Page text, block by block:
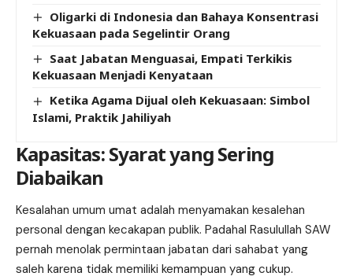
Oligarki di Indonesia dan Bahaya Konsentrasi
Kekuasaan pada Segelintir Orang
Saat Jabatan Menguasai, Empati Terkikis
Kekuasaan Menjadi Kenyataan
Ketika Agama Dijual oleh Kekuasaan: Simbol
Islami, Praktik Jahiliyah
Kapasitas: Syarat yang Sering
Diabaikan
Kesalahan umum umat adalah menyamakan kesalehan
personal dengan kecakapan publik. Padahal Rasulullah SAW
pernah menolak permintaan jabatan dari sahabat yang
saleh karena tidak memiliki kemampuan yang cukup.